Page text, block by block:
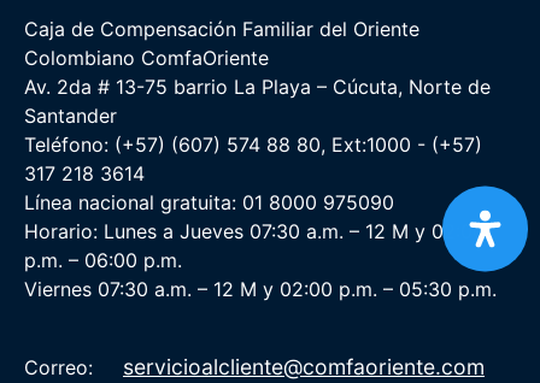
Caja de Compensación Familiar del Oriente
Colombiano ComfaOriente
Av. 2da # 13-75 barrio La Playa – Cúcuta, Norte de
Santander
Teléfono: (+57) (607) 574 88 80, Ext:1000 - (+57)
317 218 3614
Línea nacional gratuita: 01 8000 975090
Horario: Lunes a Jueves 07:30 a.m. – 12 M y 02:00
p.m. – 06:00 p.m.
Viernes 07:30 a.m. – 12 M y 02:00 p.m. – 05:30 p.m.
Correo: servicioalcliente@comfaoriente.com